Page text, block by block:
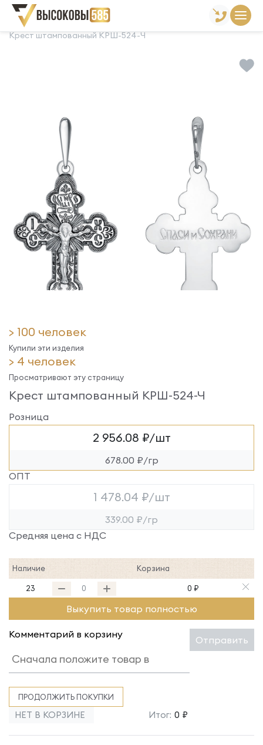
Главная Склад готовой продукции
Крест штампованный КРШ-524-Ч
> 100 человек
Купили эти изделия
> 4 человек
Просматривают эту страницу
Крест штампованный КРШ-524-Ч
Розница
2 956.08 ₽/шт
678.00 ₽/гр
ОПТ
1 478.04 ₽/шт
339.00 ₽/гр
Средняя цена с НДС
Наличие Корзина
23 0 ₽
Выкупить товар полностью
Комментарий в корзину Отправить
ПРОДОЛЖИТЬ ПОКУПКИ
НЕТ В КОРЗИНЕ Итог: 0 ₽